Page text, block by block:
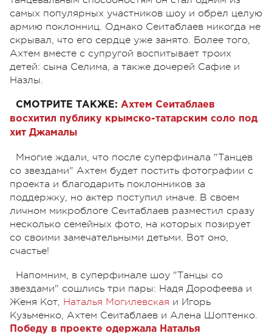
самых популярных участников шоу и обрел целую
армию поклонниц. Однако Сеитаблаев никогда не
скрывал, что его сердце уже занято. Более того,
Ахтем вместе с супругой воспитывает троих
детей: сына Селима, а также дочерей Сафие и
Назлы.
СМОТРИТЕ ТАКЖЕ: Ахтем Сеитаблаев
восхитил публику крымско-татарским соло под
хит Джамалы
Многие ждали, что после суперфинала "Танцев
со звездами" Ахтем будет постить фотографии с
проекта и благодарить поклонников за
поддержку, но актер поступил иначе. В своем
личном микроблоге Сеитаблаев разместил сразу
несколько семейных фото, на которых позирует
со своими замечательными детьми. Вот оно,
счастье!
Напомним, в суперфинале шоу "Танцы со
звездами" сошлись три пары: Надя Дорофеева и
Женя Кот, Наталья Могилевская и Игорь
Кузьменко, Ахтем Сеитаблаев и Алена Шоптенко.
Победу в проекте одержала Наталья